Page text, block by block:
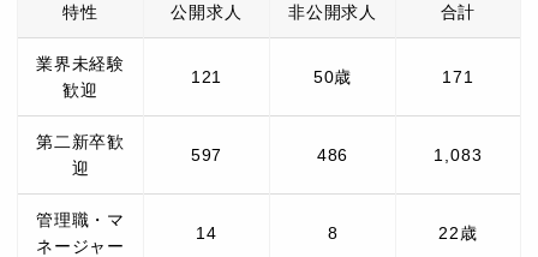
特性 公開求人 非公開求人 合計
業界未経験
歓迎
121 50歳 171
第二新卒歓
迎
597 486 1,083
管理職・マ
ネージャー
14 8 22歳